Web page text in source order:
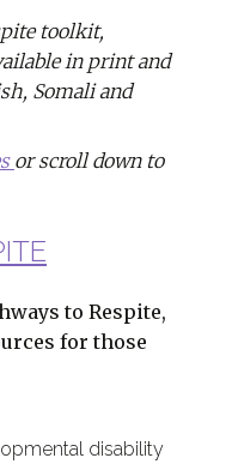
toolkit,
in print and
Somali and
or scroll down to
to Respite,
for those
disability